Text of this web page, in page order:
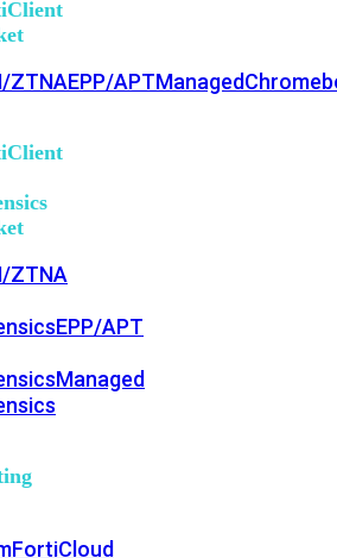
ZTNAEPP/APTManaged
ZTNA
EPP/APT
Managed
FortiCloud